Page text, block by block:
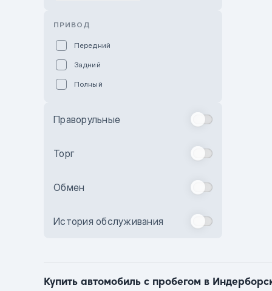
Бежевый
Комбинированный
Серый металлик
ПРИВОД
Передний
Задний
Полный
Праворульные
Торг
Обмен
История обслуживания
Купить автомобиль с пробегом в